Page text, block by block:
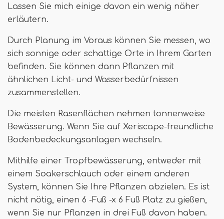
Lassen Sie mich einige davon ein wenig näher
erläutern.
Durch Planung im Voraus können Sie messen, wo
sich sonnige oder schattige Orte in Ihrem Garten
befinden. Sie können dann Pflanzen mit
ähnlichen Licht- und Wasserbedürfnissen
zusammenstellen.
Die meisten Rasenflächen nehmen tonnenweise
Bewässerung. Wenn Sie auf Xeriscape-freundliche
Bodenbedeckungsanlagen wechseln.
Mithilfe einer Tropfbewässerung, entweder mit
einem Soakerschlauch oder einem anderen
System, können Sie Ihre Pflanzen abzielen. Es ist
nicht nötig, einen 6 -Fuß -x 6 Fuß Platz zu gießen,
wenn Sie nur Pflanzen in drei Fuß davon haben.